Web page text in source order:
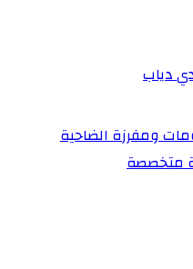
دياب
ومفرزة الضاحية
متخصصة